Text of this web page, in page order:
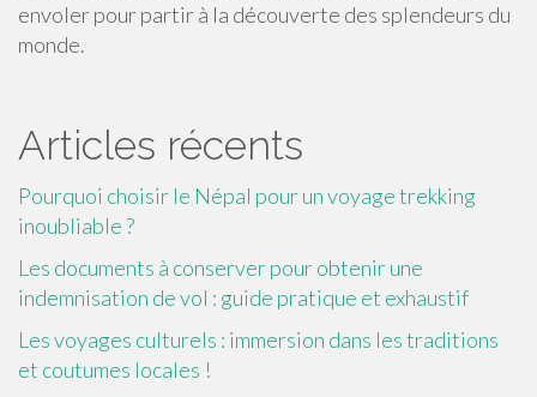
envoler pour partir à la découverte des splendeurs du
monde.
Articles récents
Pourquoi choisir le Népal pour un voyage trekking
inoubliable ?
Les documents à conserver pour obtenir une
indemnisation de vol : guide pratique et exhaustif
Les voyages culturels : immersion dans les traditions
et coutumes locales !